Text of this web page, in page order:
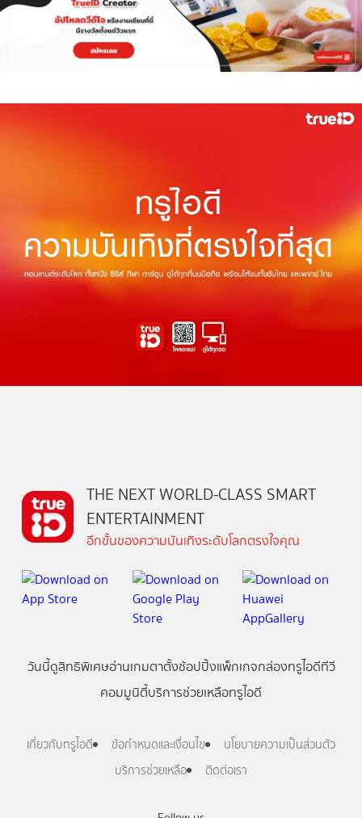
THE NEXT WORLD-CLASS SMART
ENTERTAINMENT
อีกขั้นของความบันเทิงระดับโลกตรงใจคุณ
วันนี้ดูสิทธิพิเศษอ่านเกมตาตั้งช้อปปิ้งแพ็กเกจกล่องทรูไอดีทีวี
คอมมูนิตี้บริการช่วยเหลือทรูไอดี
เกี่ยวกับทรูไอดี ข้อกำหนดและเงื่อนไข
นโยบายความเป็นส่วนตัว
บริการช่วยเหลือ
ติดต่อเรา